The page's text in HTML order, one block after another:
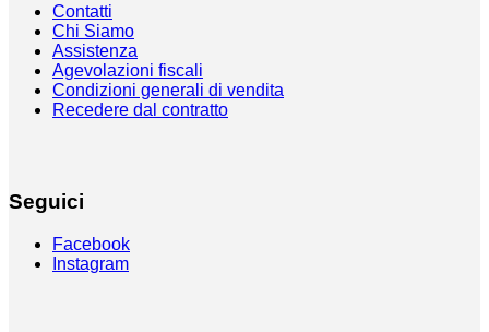
Contatti
Chi Siamo
Assistenza
Agevolazioni fiscali
Condizioni generali di vendita
Recedere dal contratto
Seguici
Facebook
Instagram